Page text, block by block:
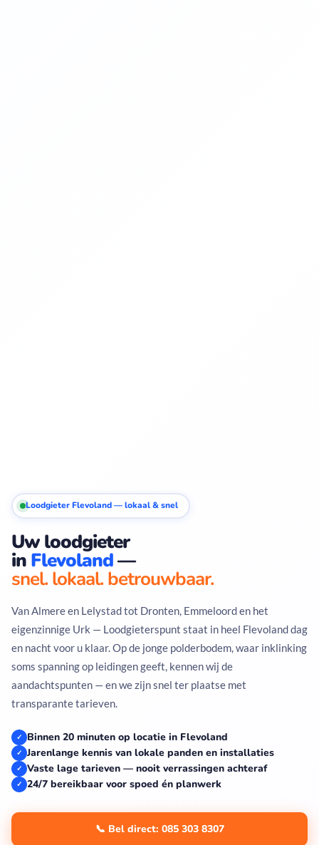
Loodgieter Flevoland — lokaal & snel
Uw loodgieter
in Flevoland—
snel. lokaal. betrouwbaar.
Van Almere en Lelystad tot Dronten, Emmeloord en het
eigenzinnige Urk — Loodgieterspunt staat in heel Flevoland dag
en nacht voor u klaar. Op de jonge polderbodem, waar inklinking
soms spanning op leidingen geeft, kennen wij de
aandachtspunten — en we zijn snel ter plaatse met
transparante tarieven.
✓ Binnen 20 minuten op locatie in Flevoland
✓ Jarenlange kennis van lokale panden en installaties
✓ Vaste lage tarieven — nooit verrassingen achteraf
✓ 24/7 bereikbaar voor spoed én planwerk
📞 Bel direct: 085 303 8307